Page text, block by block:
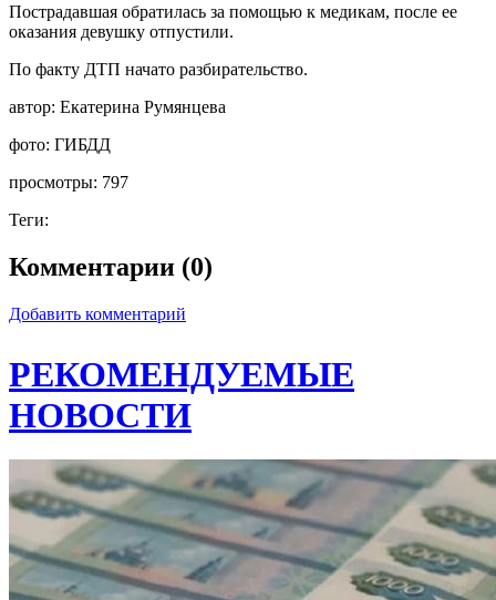
Пострадавшая обратилась за помощью к медикам, после ее
оказания девушку отпустили.
По факту ДТП начато разбирательство.
автор: Екатерина Румянцева
фото: ГИБДД
просмотры: 797
Теги:
Комментарии (0)
Добавить комментарий
РЕКОМЕНДУЕМЫЕ
НОВОСТИ